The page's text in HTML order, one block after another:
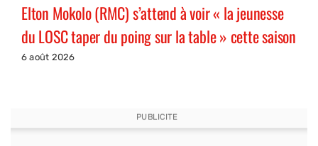
Elton Mokolo (RMC) s’attend à voir « la jeunesse
du LOSC taper du poing sur la table » cette saison
6 août 2026
PUBLICITE